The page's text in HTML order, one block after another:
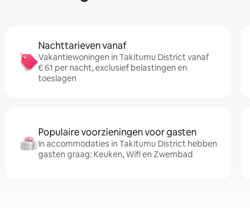
Nachttarieven vanaf
Vakantiewoningen in Takitumu District vanaf
€ 61 per nacht, exclusief belastingen en
toeslagen
Populaire voorzieningen voor gasten
In accommodaties in Takitumu District hebben
gasten graag: Keuken, Wifi en Zwembad